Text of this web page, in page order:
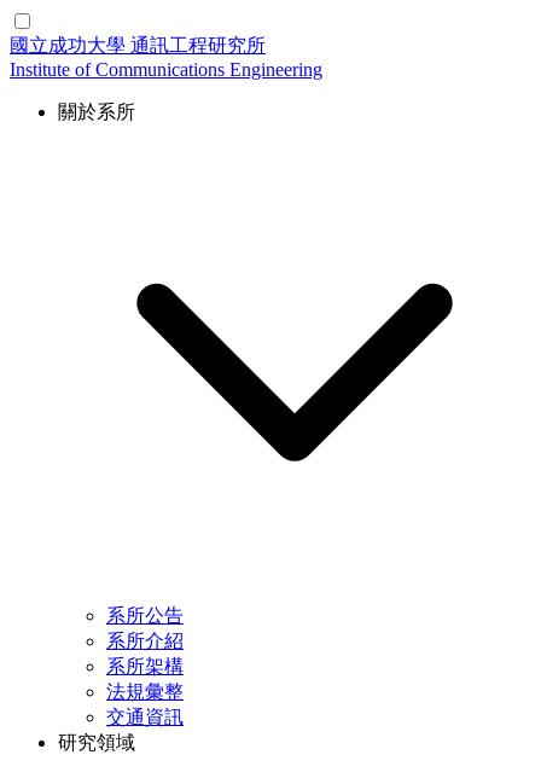
國立成功大學 通訊工程研究所
Institute of Communications Engineering
關於系所
系所公告
系所介紹
系所架構
法規彙整
交通資訊
研究領域